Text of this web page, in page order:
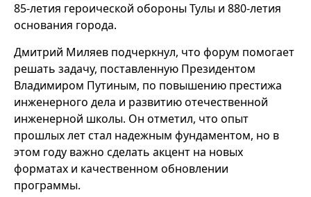
85-летия героической обороны Тулы и 880-летия
основания города.
Дмитрий Миляев подчеркнул, что форум помогает
решать задачу, поставленную Президентом
Владимиром Путиным, по повышению престижа
инженерного дела и развитию отечественной
инженерной школы. Он отметил, что опыт
прошлых лет стал надежным фундаментом, но в
этом году важно сделать акцент на новых
форматах и качественном обновлении
программы.